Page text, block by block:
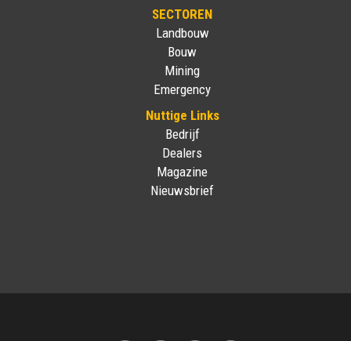
SECTOREN
Landbouw
Bouw
Mining
Emergency
Nuttige Links
Bedrijf
Dealers
Magazine
Nieuwsbrief